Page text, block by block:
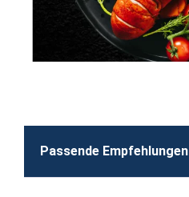
Passende Empfehlungen